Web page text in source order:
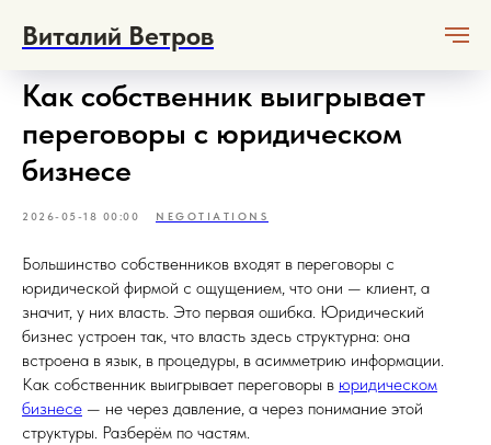
Виталий Ветров
Как собственник выигрывает
переговоры с юридическом
бизнесе
2026-05-18 00:00 NEGOTIATIONS
Большинство собственников входят в переговоры с
юридической фирмой с ощущением, что они — клиент, а
значит, у них власть. Это первая ошибка. Юридический
бизнес устроен так, что власть здесь структурна: она
встроена в язык, в процедуры, в асимметрию информации.
Как собственник выигрывает переговоры в юридическом
бизнесе — не через давление, а через понимание этой
структуры. Разберём по частям.